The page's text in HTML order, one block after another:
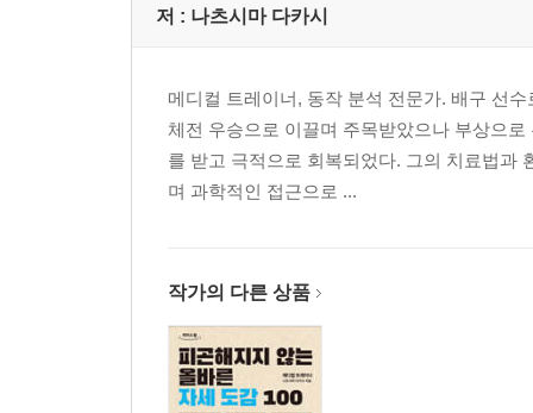
저 : 나츠시마 다카시
메디컬 트레이너, 동작 분석 전문가. 배구 선
체전 우승으로 이끌며 주목받았으나 부상으
를 받고 극적으로 회복되었다. 그의 치료법과
며 과학적인 접근으로 ...
작가의 다른 상품